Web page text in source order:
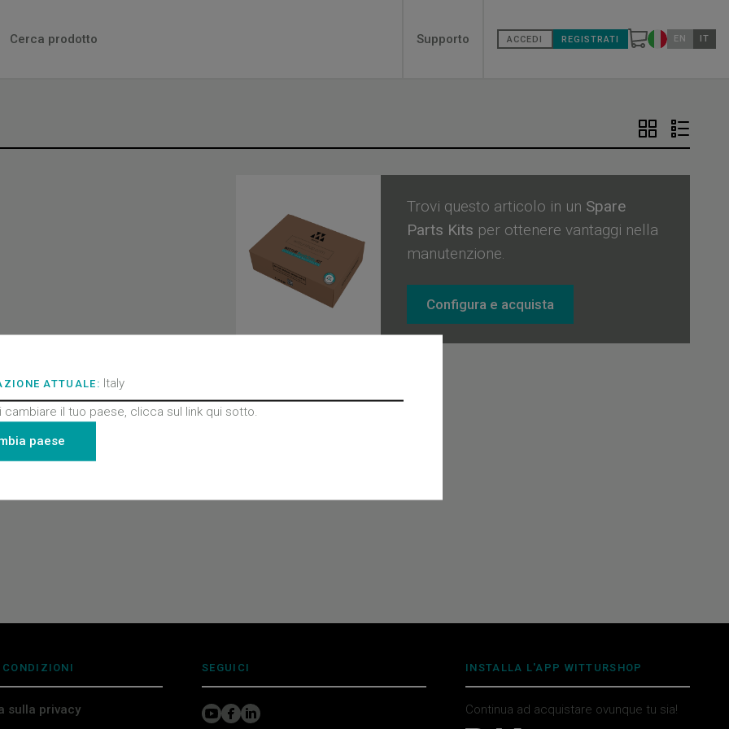
Secondary
Supporto ACCEDI REGISTRATI Cambia paese
EN IT
Trovi questo articolo in un Spare
Parts Kits per ottenere vantaggi nella
manutenzione.
Configura e acquista
CONDIZIONI
sulla privacy
SEGUICI INSTALLA L'APP WITTURSHOP
Continua ad acquistare ovunque tu sia!
ATTUALE: Italy
cambiare il tuo paese, clicca sul link qui sotto.
paese